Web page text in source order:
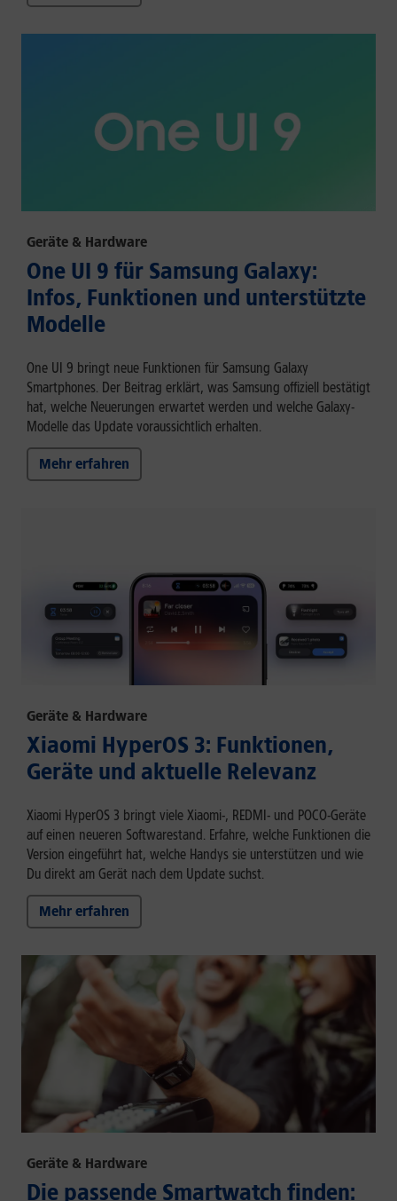
Geräte & Hardware
One UI 9 für Samsung Galaxy:
Infos, Funktionen und unterstützte
Modelle
One UI 9 bringt neue Funktionen für Samsung Galaxy
Smartphones. Der Beitrag erklärt, was Samsung offiziell bestätigt
hat, welche Neuerungen erwartet werden und welche Galaxy-
Modelle das Update voraussichtlich erhalten.
Mehr erfahren
Geräte & Hardware
Xiaomi HyperOS 3: Funktionen,
Geräte und aktuelle Relevanz
Xiaomi HyperOS 3 bringt viele Xiaomi-, REDMI- und POCO-Geräte
auf einen neueren Softwarestand. Erfahre, welche Funktionen die
Version eingeführt hat, welche Handys sie unterstützen und wie
Du direkt am Gerät nach dem Update suchst.
Mehr erfahren
Geräte & Hardware
Die passende Smartwatch finden: